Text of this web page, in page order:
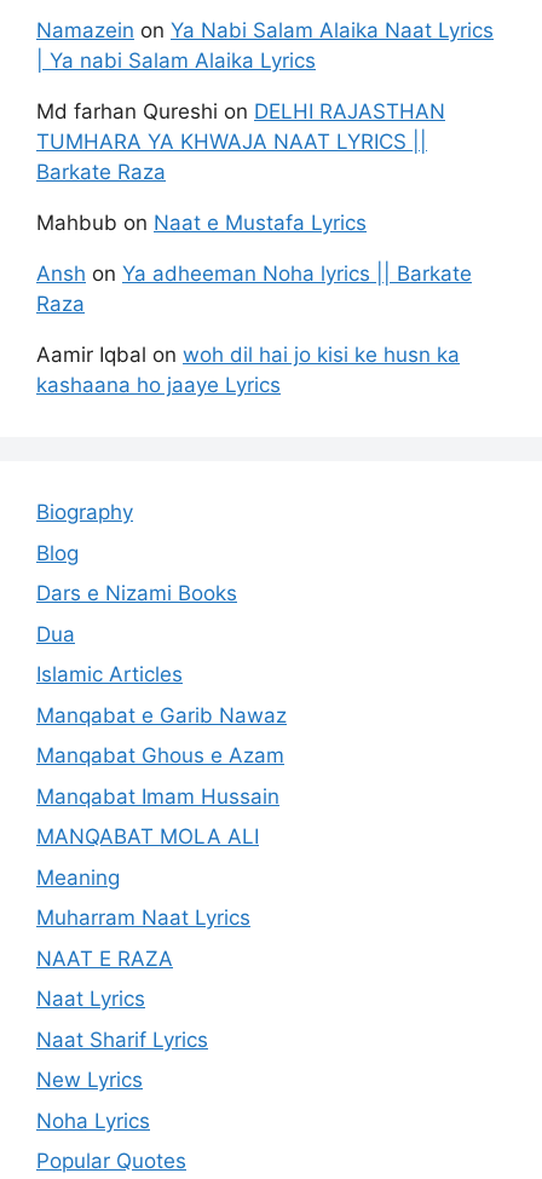
Namazein on Ya Nabi Salam Alaika Naat Lyrics
| Ya nabi Salam Alaika Lyrics
Md farhan Qureshi on DELHI RAJASTHAN
TUMHARA YA KHWAJA NAAT LYRICS ||
Barkate Raza
Mahbub on Naat e Mustafa Lyrics
Ansh on Ya adheeman Noha lyrics || Barkate
Raza
Aamir Iqbal on woh dil hai jo kisi ke husn ka
kashaana ho jaaye Lyrics
Biography
Blog
Dars e Nizami Books
Dua
Islamic Articles
Manqabat e Garib Nawaz
Manqabat Ghous e Azam
Manqabat Imam Hussain
MANQABAT MOLA ALI
Meaning
Muharram Naat Lyrics
NAAT E RAZA
Naat Lyrics
Naat Sharif Lyrics
New Lyrics
Noha Lyrics
Popular Quotes